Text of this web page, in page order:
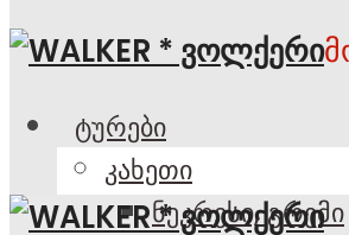
ტურები
კახეთი
ნეკრესი, გრემი